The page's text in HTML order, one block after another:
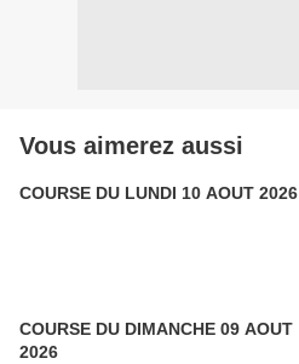
Vous aimerez aussi
COURSE DU LUNDI 10 AOUT 2026
COURSE DU DIMANCHE 09 AOUT
2026